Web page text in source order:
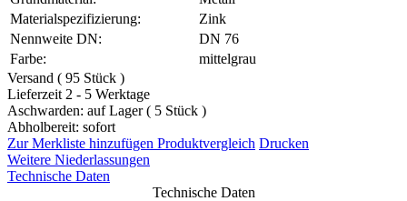
Materialspezifizierung:
Zink
Nennweite DN:
DN 76
Farbe:
mittelgrau
Versand ( 95 Stück )
Lieferzeit 2 - 5 Werktage
Aschwarden: auf Lager ( 5 Stück )
Abholbereit: sofort
Zur Merkliste hinzufügen Produktvergleich Drucken
Weitere Niederlassungen
Technische Daten
Technische Daten